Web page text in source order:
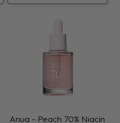
Anua - Peach 70% Niacin